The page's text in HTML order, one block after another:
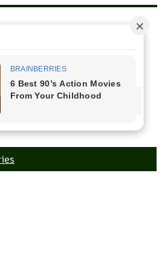
Facebook Instagram Youtube